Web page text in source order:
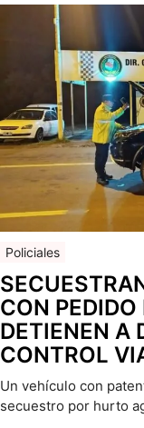
Policiales
CON
DETIENEN A
CONTROL
Un vehículo con
secuestro por hurto